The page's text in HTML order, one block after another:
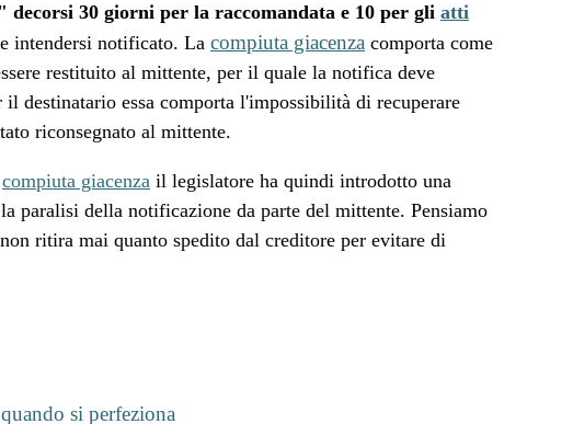
decorsi 30 giorni per la raccomandata e 10 per gli atti
intendersi notificato. La compiuta giacenza comporta come
restituito al mittente, per il quale la notifica deve
destinatario essa comporta l'impossibilità di recuperare
riconsegnato al mittente.
compiuta giacenza il legislatore ha quindi introdotto una
paralisi della notificazione da parte del mittente. Pensiamo
ritira mai quanto spedito dal creditore per evitare di
si perfeziona